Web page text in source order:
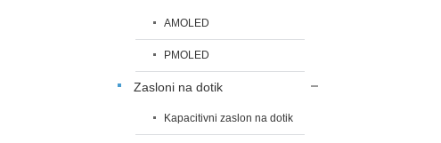
AMOLED
PMOLED
Zasloni na dotik
Kapacitivni zaslon na dotik